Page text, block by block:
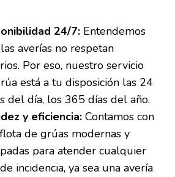
24/7: Entendemos
averías no respetan
Por eso, nuestro servicio
está a tu disposición las 24
del día, los 365 días del año.
y eficiencia: Contamos con
de grúas modernas y
para atender cualquier
incidencia, ya sea una avería